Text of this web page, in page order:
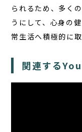
られるため、多く
うにして、心身の
常生活へ積極的に
関連する